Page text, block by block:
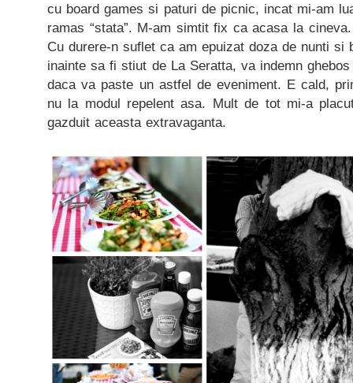
cu board games si paturi de picnic, incat mi-am
ramas “stata”. M-am simtit fix ca acasa la
Cu durere-n suflet ca am epuizat doza de nunti si
inainte sa fi stiut de La Seratta, va indemn
daca va paste un astfel de eveniment. E cald,
nu la modul repelent asa. Mult de tot mi-a
gazduit aceasta extravaganta.